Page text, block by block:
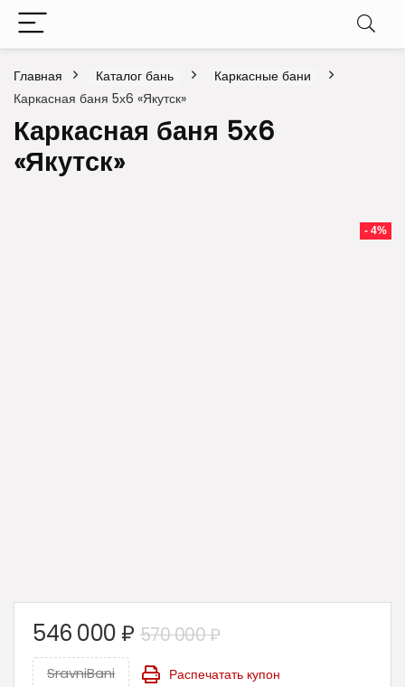
Главная Каталог бань
Каркасные бани
Каркасная баня 5х6 «Якутск»
Каркасная баня 5х6
«Якутск»
- 4%
570 000₽
546 000₽
SravniBani Распечатать купон